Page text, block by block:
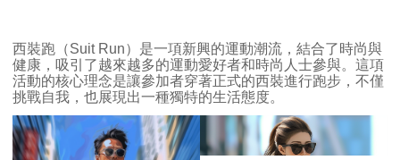
西裝跑（Suit Run）是一項新興的運動潮流，結合了時尚與
健康，吸引了越來越多的運動愛好者和時尚人士參與。這項
活動的核心理念是讓參加者穿著正式的西裝進行跑步，不僅
挑戰自我，也展現出一種獨特的生活態度。